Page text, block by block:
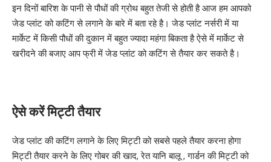
इन दिनों बारिश के पानी से पौधों की ग्रोथ बहुत तेजी से होती है आज हम आपको
जेड प्लांट को कटिंग से लगाने के बारे में बता रहे है। जेड प्लांट नर्सरी में या
मार्केट में किसी पौधों की दुकान में बहुत ज्यादा महंगा बिकता है ऐसे में मार्केट से
खरीदने की बजाए आप फ्री में जेड प्लांट को कटिंग से तैयार कर सकते है।
ऐसे करें मिट्टी तैयार
जेड प्लांट की कटिंग लगाने के लिए मिट्टी को सबसे पहले तैयार करना होगा
मिट्टी तैयार करने के लिए गोबर की खाद, रेत यानि बालू , गार्डन की मिट्टी को